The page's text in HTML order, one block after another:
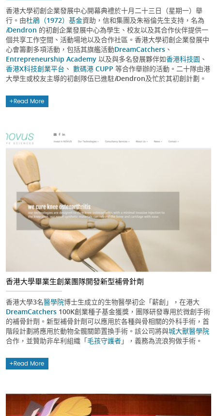
香港大學初創企業發展中心開幕典禮於十月二十三日（星期一）舉
行。由杜鵑（1972）基金資助，信和集團及朱裕倫先生支持，名為
iDendron 的初創企業發展中心為學生、校友以及其合作伙伴提供一
個共享工作空間、活動場地以及合作社區。香港大學初創企業發展中
心會籌劃多項活動，包括其旗艦活動DreamCatchers 、
Entrepreneurship Academy 以及與多名發展夥伴如香港科技園 、
香港X科技創業平台 、 數碼港 CUPP 等合作舉辦的活動。二十隊由港
大學生或校友主導的初創隊伍已進駐iDendron及忙於其初創計劃。
Read More
香港大學畢業生創業團隊開發新型補骨針劑
香港大學3名醫學院博士生成立的生物醫學初企「薪創」，在港大
DreamCatchers 100K創業種子基金獲獎，團隊研發專用於微創手術
的補骨針劑。新型補骨針劑可以應用於各種與骨相關的外科手術，首
階段計劃將應用於動物全髖關節置換手術。該公司將與城大獸醫學院
合作，並贊助非牟利組織「毛孩守護者」，義務為流浪狗做手術。
Read More